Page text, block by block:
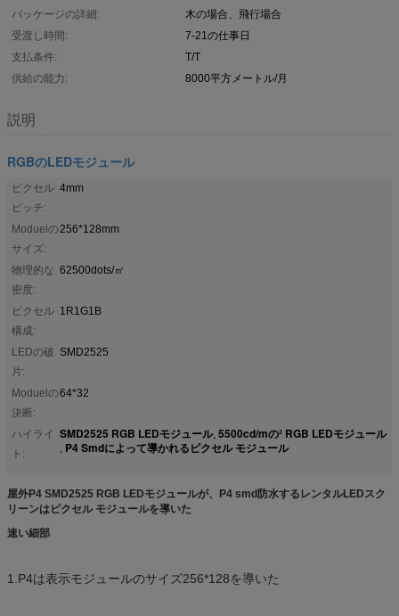
パッケージの詳細:
木の場合、飛行場合
受渡し時間:
7-21の仕事日
支払条件:
T/T
供給の能力:
8000平方メートル/月
説明
RGBのLEDモジュール
ピクセル
ピッチ:
4mm
Moduelの
サイズ:
256*128mm
物理的な
密度:
62500dots/㎡
ピクセル
構成:
1R1G1B
LEDの破
片:
SMD2525
Moduelの
決断:
64*32
ハイライ
ト:
SMD2525 RGB LEDモジュール, 5500cd/mの² RGB LEDモジュール
, P4 Smdによって導かれるピクセル モジュール
屋外P4 SMD2525 RGB LEDモジュールが、P4 smd防水するレンタルLEDスク
リーンはピクセル モジュールを導いた
速い細部
1.P4は表示モジュールのサイズ256*128を導いた